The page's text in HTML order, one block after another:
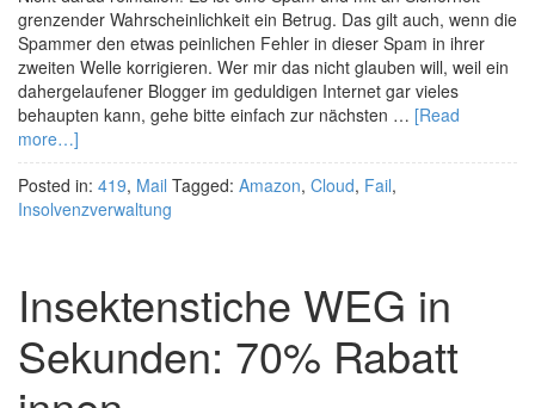
grenzender Wahrscheinlichkeit ein Betrug. Das gilt auch, wenn die
Spammer den etwas peinlichen Fehler in dieser Spam in ihrer
zweiten Welle korrigieren. Wer mir das nicht glauben will, weil ein
dahergelaufener Blogger im geduldigen Internet gar vieles
behaupten kann, gehe bitte einfach zur nächsten … [Read
more…]
Posted in: 419, Mail Tagged: Amazon, Cloud, Fail,
Insolvenzverwaltung
Insektenstiche WEG in
Sekunden: 70% Rabatt